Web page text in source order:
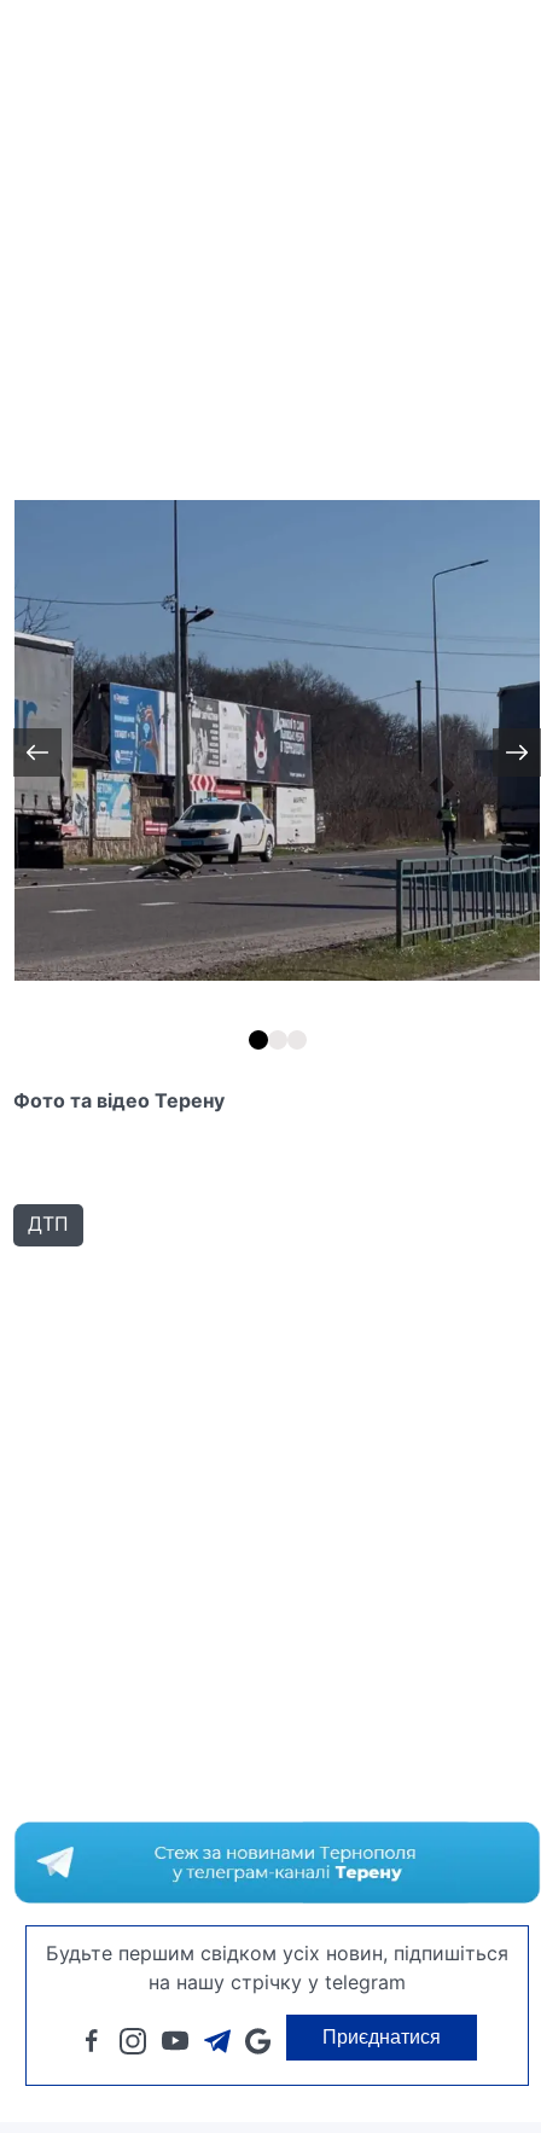
Фото та відео Терену
ДТП
Будьте першим свідком усіх новин, підпишіться
на нашу стрічку у telegram
Приєднатися